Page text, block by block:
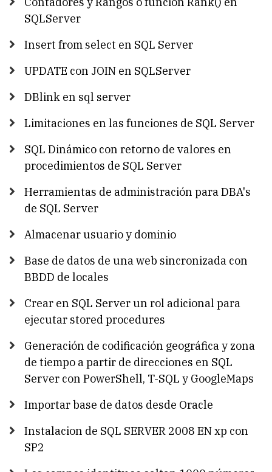
SQLServer
Insert from select en SQL Server
UPDATE con JOIN en SQLServer
DBlink en sql server
Limitaciones en las funciones de SQL Server
SQL Dinámico con retorno de valores en
procedimientos de SQL Server
Herramientas de administración para DBA's
de SQL Server
Almacenar usuario y dominio
Base de datos de una web sincronizada con
BBDD de locales
Crear en SQL Server un rol adicional para
ejecutar stored procedures
Generación de codificación geográfica y zona
de tiempo a partir de direcciones en SQL
Server con PowerShell, T-SQL y GoogleMaps
Importar base de datos desde Oracle
Instalacion de SQL SERVER 2008 EN xp con
SP2